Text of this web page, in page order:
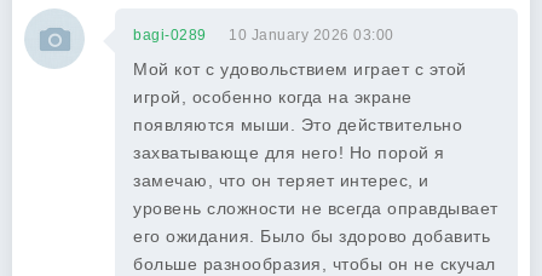
bagi-0289 10 January 2026 03:00
Мой кот с удовольствием играет с этой
игрой, особенно когда на экране
появляются мыши. Это действительно
захватывающе для него! Но порой я
замечаю, что он теряет интерес, и
уровень сложности не всегда оправдывает
его ожидания. Было бы здорово добавить
больше разнообразия, чтобы он не скучал